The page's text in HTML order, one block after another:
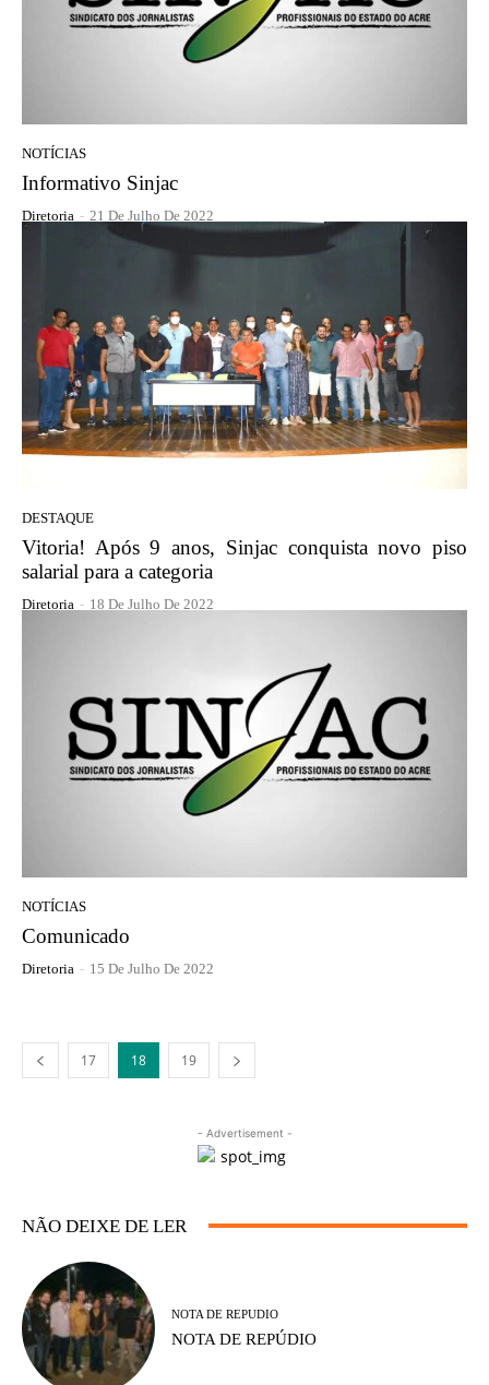
NOTÍCIAS
Informativo Sinjac
Diretoria - 21 De Julho De 2022
DESTAQUE
Vitoria! Após 9 anos, Sinjac conquista novo piso
salarial para a categoria
Diretoria - 18 De Julho De 2022
NOTÍCIAS
Comunicado
Diretoria - 15 De Julho De 2022
17 18 19
- Advertisement -
NÃO DEIXE DE LER
NOTA DE REPUDIO
NOTA DE REPÚDIO